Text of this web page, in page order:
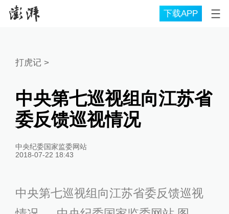
下载APP
打虎记>
中央第七巡视组向江苏省
委反馈巡视情况
中央纪委国家监委网站
2018-07-22 18:43
中央第七巡视组向江苏省委反馈巡视